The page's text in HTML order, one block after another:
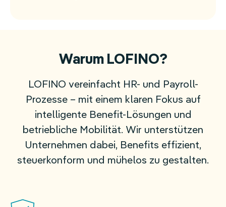
Warum LOFINO?
LOFINO vereinfacht HR- und Payroll-
Prozesse – mit einem klaren Fokus auf
intelligente Benefit-Lösungen und
betriebliche Mobilität. Wir unterstützen
Unternehmen dabei, Benefits effizient,
steuerkonform und mühelos zu gestalten.